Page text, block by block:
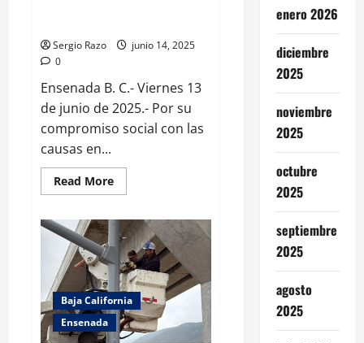
Sergio Razo
junio 14, 2025
0
Ensenada B. C.- Viernes 13
de junio de 2025.- Por su
compromiso social con las
causas en...
Read MoreRead
more
suma
Grupo
NAVICO
Ensenada
al
Programa
Ahijado
DIF
Baja California
Ensenada
enero 2026
diciembre
2025
noviembre
2025
octubre
2025
septiembre
2025
agosto
2025